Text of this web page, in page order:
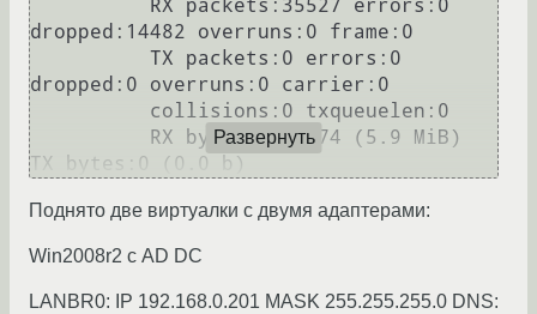
dropped:14482 overruns:0 frame:0
dropped:0 overruns:0 carrier:0
Развернуть
Поднято две виртуалки с двумя адаптерами:
Win2008r2 с AD DC
LANBR0: IP 192.168.0.201 MASK 255.255.255.0 DNS: